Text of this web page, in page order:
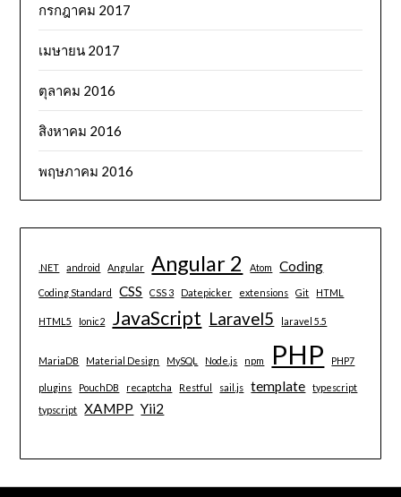
กรกฎาคม 2017
เมษายน 2017
ตุลาคม 2016
สิงหาคม 2016
พฤษภาคม 2016
.NET android Angular Angular 2 Atom Coding
Coding Standard CSS CSS 3 Datepicker extensions Git HTML
HTML5 Ionic2 JavaScript Laravel5 laravel 5.5
MariaDB Material Design MySQL Node.js npm PHP PHP7
plugins PouchDB recaptcha Restful sail.js template
typescript
typscript
XAMPP Yii2